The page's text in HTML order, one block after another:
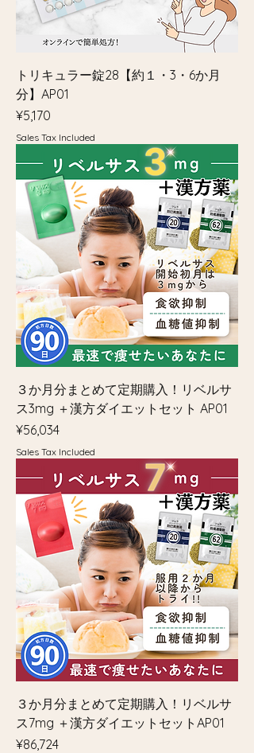
トリキュラー錠28【約１・3・6か月
分】AP01
Price
¥5,170
Sales Tax Included
３か月分まとめて定期購入！リベルサ
ス3mg ＋漢方ダイエットセット AP01
Price
¥56,034
Sales Tax Included
３か月分まとめて定期購入！リベルサ
ス7mg ＋漢方ダイエットセットAP01
Price
¥86,724